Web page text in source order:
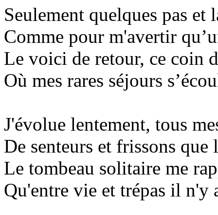
Seulement quelques pas et
Comme pour m'avertir
Le voici de retour, ce coin
Où mes rares séjours
J'évolue lentement, tous
De senteurs et frissons que
Le tombeau solitaire me
Qu'entre vie et trépas il n'y